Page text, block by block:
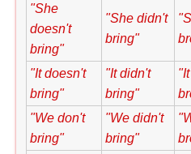
"She
doesn't
bring"
"She didn't
bring"
"It doesn't
bring"
"It didn't
bring"
"We don't
bring"
"We didn't
bring"